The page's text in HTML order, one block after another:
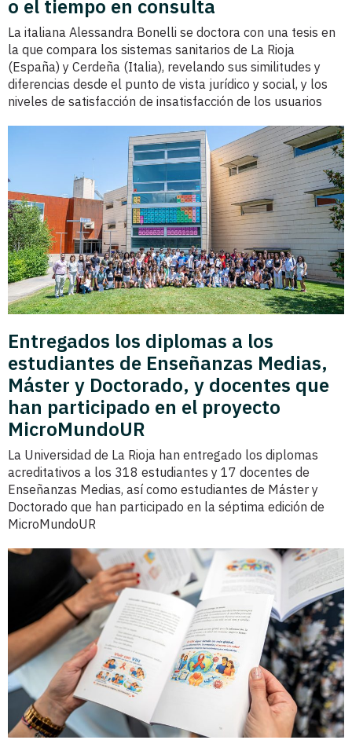
o el tiempo en consulta
La italiana Alessandra Bonelli se doctora con una tesis en
la que compara los sistemas sanitarios de La Rioja
(España) y Cerdeña (Italia), revelando sus similitudes y
diferencias desde el punto de vista jurídico y social, y los
niveles de satisfacción de insatisfacción de los usuarios
Entregados los diplomas a los
estudiantes de Enseñanzas Medias,
Máster y Doctorado, y docentes que
han participado en el proyecto
MicroMundoUR
La Universidad de La Rioja han entregado los diplomas
acreditativos a los 318 estudiantes y 17 docentes de
Enseñanzas Medias, así como estudiantes de Máster y
Doctorado que han participado en la séptima edición de
MicroMundoUR